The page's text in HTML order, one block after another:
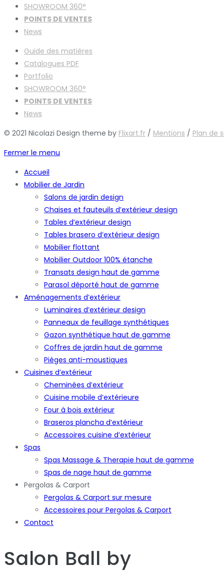
SHOWROOM 360°
POINTS DE VENTES
News
Guide des matières
Catalogues PDF
Portfolio
SHOWROOM 360°
POINTS DE VENTES
News
© 2021 Nicolazi Design theme by Flixart.fr / Mentions / Plan de
Fermer le menu
Accueil
Mobilier de Jardin
Salons de jardin design
Chaises et fauteuils d’extérieur design
Tables d’extérieur design
Tables brasero d’extérieur design
Mobilier flottant
Mobilier Outdoor 100% étanche
Transats design haut de gamme
Parasol déporté haut de gamme
Aménagements d’extérieur
Luminaires d’extérieur design
Panneaux de feuillage synthétiques
Gazon synthétique haut de gamme
Coffres de jardin haut de gamme
Pièges anti-moustiques
Cuisines d’extérieur
Cheminées d’extérieur
Cuisine mobile d’extérieure
Four à bois extérieur
Braseros plancha d’extérieur
Accessoires cuisine d’extérieur
Spas
Spas Massage & Therapie haut de gamme
Spas de nage haut de gamme
Pergolas & Carport
Pergolas & Carport sur mesure
Accessoires pour Pergolas & Carport
Contact
Salon Ball by